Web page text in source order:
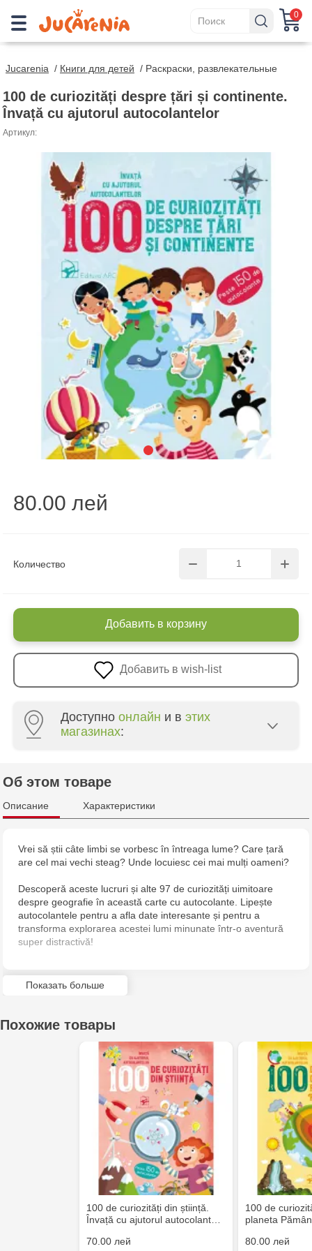
0
Jucarenia / Книги для детей / Раскраски, развлекательные
100 de curiozități despre țări și continente.
Învață cu ajutorul autocolantelor
Артикул:
Количество
80.00 лей
Добавить в корзину
Добавить в wish-list
Доступно онлайн и в этих
магазинах:
Multistore Centru - bd. Cantemir, 6
Jucărenia Bălți - str. Alexandru Cel Bun, 5
Jucărenia Cahul - str. Ștefan cel Mare, 29А
Jucarenia Ciocana - bd.Mircea cel Bătrân, 39
Об этом товаре
Описание Характеристики
Vrei să știi câte limbi se vorbesc în întreaga lume? Care țară
are cel mai vechi steag? Unde locuiesc cei mai mulți oameni?
Descoperă aceste lucruri și alte 97 de curiozități uimitoare
despre geografie în această carte cu autocolante. Lipește
autocolantele pentru a afla date interesante și pentru a
transforma explorarea acestei lumi minunate într-o aventură
super distractivă!
Показать больше
Похожие товары
100 de curiozități din știință.
Învață cu ajutorul autocolant…
70.00 лей
100 de
planeta
80.00 лей